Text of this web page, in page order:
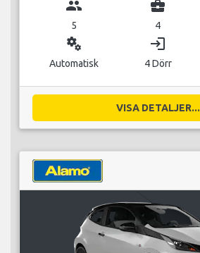
group
5
business_center
4
miscellaneous_services
Automatisk
login
4 Dörr
VISA DETALJER...